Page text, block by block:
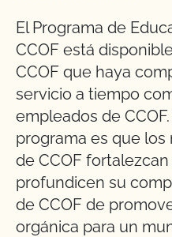
El Programa de
CCOF está
CCOF que haya
servicio a tiempo
empleados de
programa es que
de CCOF
profundicen su
de CCOF de
orgánica para un